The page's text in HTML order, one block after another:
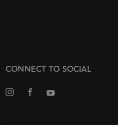
CONNECT TO SOCIAL